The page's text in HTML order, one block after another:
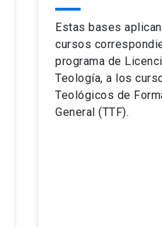
Estas bases
cursos
programa de
Teología, a los
Teológicos de
General (TTF).